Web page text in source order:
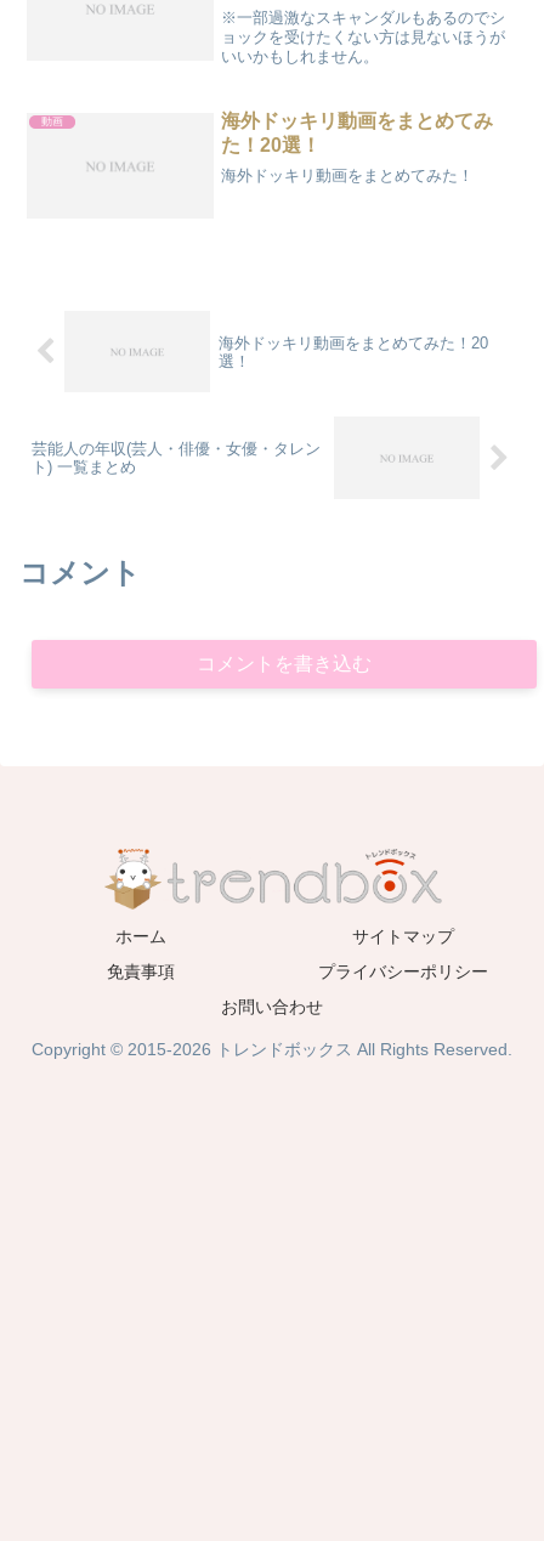
※一部過激なスキャンダルもあるのでシ
ョックを受けたくない方は見ないほうが
いいかもしれません。
動画
海外ドッキリ動画をまとめてみ
た！20選！
海外ドッキリ動画をまとめてみた！
海外ドッキリ動画をまとめてみた！20
選！
芸能人の年収(芸人・俳優・女優・タレン
ト) 一覧まとめ
コメント
コメントを書き込む
ホーム
サイトマップ
免責事項
プライバシーポリシー
お問い合わせ
Copyright © 2015-2026 トレンドボックス All Rights Reserved.